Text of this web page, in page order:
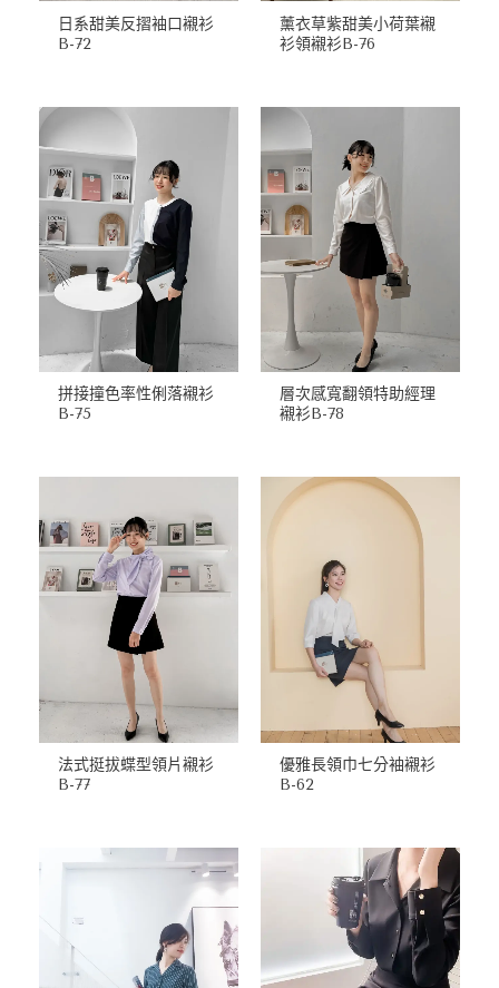
日系甜美反摺袖口襯衫
B-72
薰衣草紫甜美小荷葉襯
衫領襯衫B-76
拼接撞色率性俐落襯衫
B-75
層次感寬翻領特助經理
襯衫B-78
法式挺拔蝶型領片襯衫
B-77
優雅長領巾七分袖襯衫
B-62